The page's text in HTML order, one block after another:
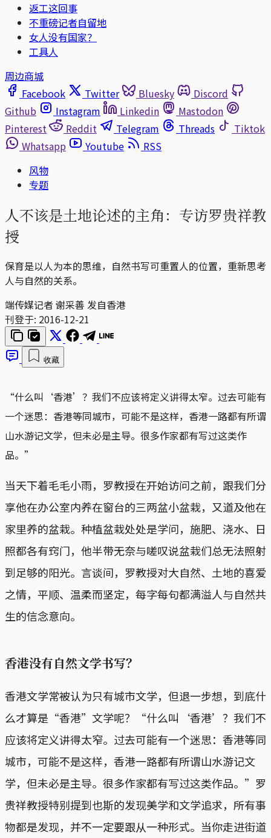
返工这回事
不重磅记者自留地
女人没有国家？
工具人
周边商城
Facebook
Twitter Bluesky
Discord
Github
Instagram Linkedin
Mastodon
Pinterest
Reddit Telegram Threads
Tiktok
Whatsapp
Youtube
RSS
风物
专题
人不该是土地论述的主角：专访罗贵祥教
授
保育是以人为本的思维，自然书写可重置人的位置，重新思考
人与自然的关系。
端传媒记者 谢采善 发自香港
刊登于: 2016-12-21
收藏
“什么叫‘香港’？我们不应该将定义讲得太窄。过去可能有
一个迷思：香港等同城市，可能不是这样，香港一路都有所谓
山水游记文学，但未必是主导。很多作家都有写过这类作
品。”
当天下着毛毛小雨，罗教授在开始访问之前，跟我们分
享他在办公室内养在窗台的三两盆小盆栽，又道及他在
家里养的盆栽。种植盆栽处处是学问，施肥、浇水、日
照都各有窍门，他半带无奈与嗟叹说盆栽们总无法照射
到足够的阳光。言谈间，罗教授对大自然、土地的喜爱
之情，平顺、温柔而坚定，每字每句都满溢人与自然共
生的信念意向。
香港没有自然文学书写？
香港文学常被认为只有城市文学，但退一步想，到底什
么才算是“香港”文学呢？“什么叫‘香港’？我们不
应该将定义讲得太窄。过去可能有一个迷思：香港等同
城市，可能不是这样，香港一路都有所谓山水游记文
学，但未必是主导。很多作家都有写过这类作品。”罗
贵祥教授特别提到也斯的发现美学和文学追求，所有事
物都是发现，并不一定要跟从一种形式。当你走进街道